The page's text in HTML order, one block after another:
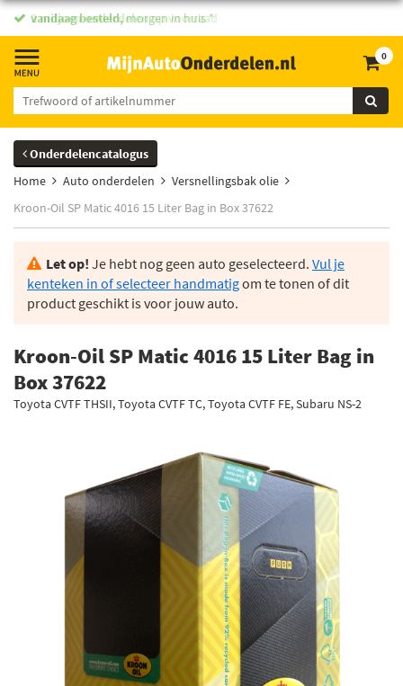
vandaag besteld,morgen in huis *
0
Onderdelencatalogus
Home
Auto onderdelen
Versnellingsbak olie
Kroon-Oil SP Matic 4016 15 Liter Bag in Box 37622
Let op! Je hebt nog geen auto geselecteerd. Vul je
kenteken in of selecteer handmatigom te tonen of dit
product geschikt is voor jouw auto.
Kroon-Oil SP Matic 4016 15 Liter Bag in
Box 37622
Toyota CVTF THSII, Toyota CVTF TC, Toyota CVTF FE, Subaru NS-2